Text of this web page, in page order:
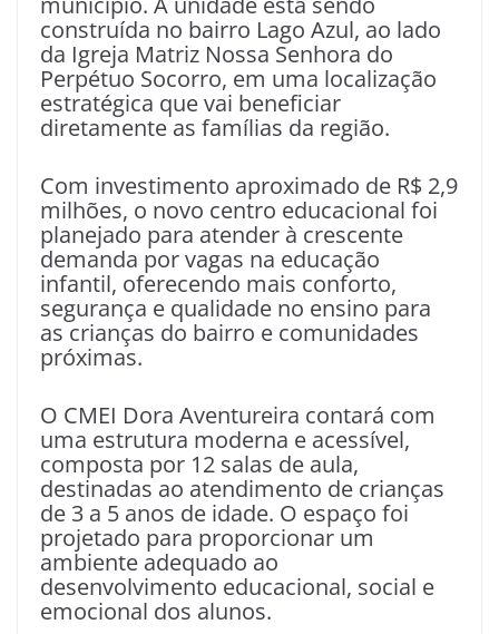
construída no bairro Lago Azul, ao lado
da Igreja Matriz Nossa Senhora do
Perpétuo Socorro, em uma localização
estratégica que vai beneficiar
diretamente as famílias da região.
Com investimento aproximado de R$ 2,9
milhões, o novo centro educacional foi
planejado para atender à crescente
demanda por vagas na educação
infantil, oferecendo mais conforto,
segurança e qualidade no ensino para
as crianças do bairro e comunidades
próximas.
O CMEI Dora Aventureira contará com
uma estrutura moderna e acessível,
composta por 12 salas de aula,
destinadas ao atendimento de crianças
de 3 a 5 anos de idade. O espaço foi
projetado para proporcionar um
ambiente adequado ao
desenvolvimento educacional, social e
emocional dos alunos.